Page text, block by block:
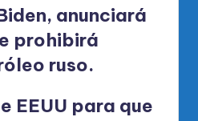
, anunciará
prohibirá
ruso.
EEUU para que